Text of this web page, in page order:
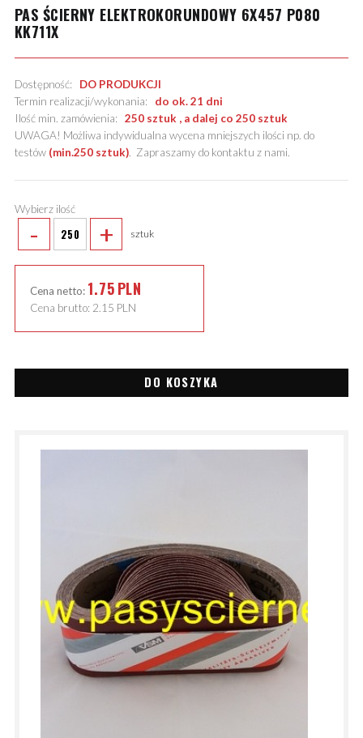
PAS ŚCIERNY ELEKTROKORUNDOWY 6X457 P080
KK711X
Dostępność: DO PRODUKCJI
Termin realizacji/wykonania: do ok. 21 dni
Ilość min. zamówienia: 250 sztuk , a dalej co 250 sztuk
UWAGA! Możliwa indywidualna wycena mniejszych ilości np. do
testów (min.250 sztuk). Zapraszamy do kontaktu z nami.
Wybierz ilość
- + sztuk
Cena netto: 1.75PLN
Cena brutto: 2.15 PLN
DO KOSZYKA